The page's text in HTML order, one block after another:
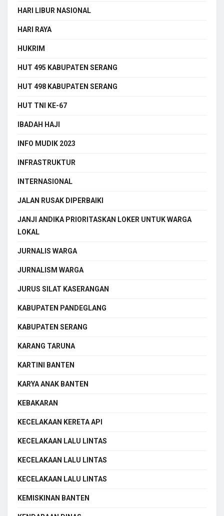
HARI LIBUR NASIONAL
HARI RAYA
HUKRIM
HUT 495 KABUPATEN SERANG
HUT 498 KABUPATEN SERANG
HUT TNI KE-67
IBADAH HAJI
INFO MUDIK 2023
INFRASTRUKTUR
INTERNASIONAL
JALAN RUSAK DIPERBAIKI
JANJI ANDIKA PRIORITASKAN LOKER UNTUK WARGA
LOKAL
JURNALIS WARGA
JURNALISM WARGA
JURUS SILAT KASERANGAN
KABUPATEN PANDEGLANG
KABUPATEN SERANG
KARANG TARUNA
KARTINI BANTEN
KARYA ANAK BANTEN
KEBAKARAN
KECELAKAAN KERETA API
KECELAKAAN LALU LINTAS
KECELAKAAN LALU LINTAS
KECELAKAAN LALU LINTAS
KEMISKINAN BANTEN